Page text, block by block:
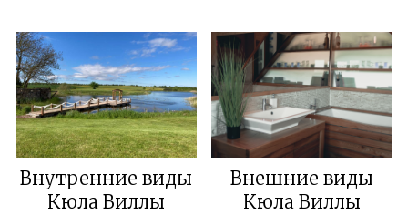
Внутренние виды
Кюла Виллы
Внешние виды
Кюла Виллы